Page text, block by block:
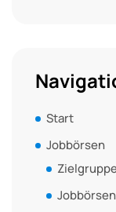
Start
Jobbörsen